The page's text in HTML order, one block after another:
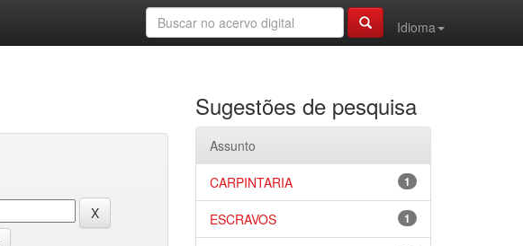
Idioma
Sugestões de pesquisa
Assunto
1
CARPINTARIA
1
ESCRAVOS